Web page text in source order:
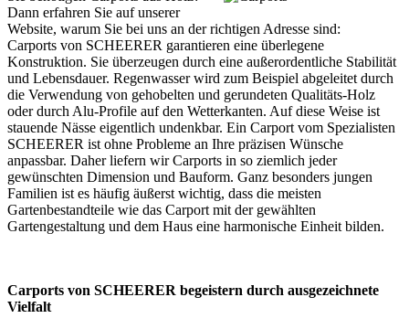
Dann erfahren Sie auf unserer
Website, warum Sie bei uns an der richtigen Adresse sind:
Carports von SCHEERER garantieren eine überlegene
Konstruktion. Sie überzeugen durch eine außerordentliche Stabilität
und Lebensdauer. Regenwasser wird zum Beispiel abgeleitet durch
die Verwendung von gehobelten und gerundeten Qualitäts-Holz
oder durch Alu-Profile auf den Wetterkanten. Auf diese Weise ist
stauende Nässe eigentlich undenkbar. Ein Carport vom Spezialisten
SCHEERER ist ohne Probleme an Ihre präzisen Wünsche
anpassbar. Daher liefern wir Carports in so ziemlich jeder
gewünschten Dimension und Bauform. Ganz besonders jungen
Familien ist es häufig äußerst wichtig, dass die meisten
Gartenbestandteile wie das Carport mit der gewählten
Gartengestaltung und dem Haus eine harmonische Einheit bilden.
Carports von SCHEERER begeistern durch ausgezeichnete
Vielfalt